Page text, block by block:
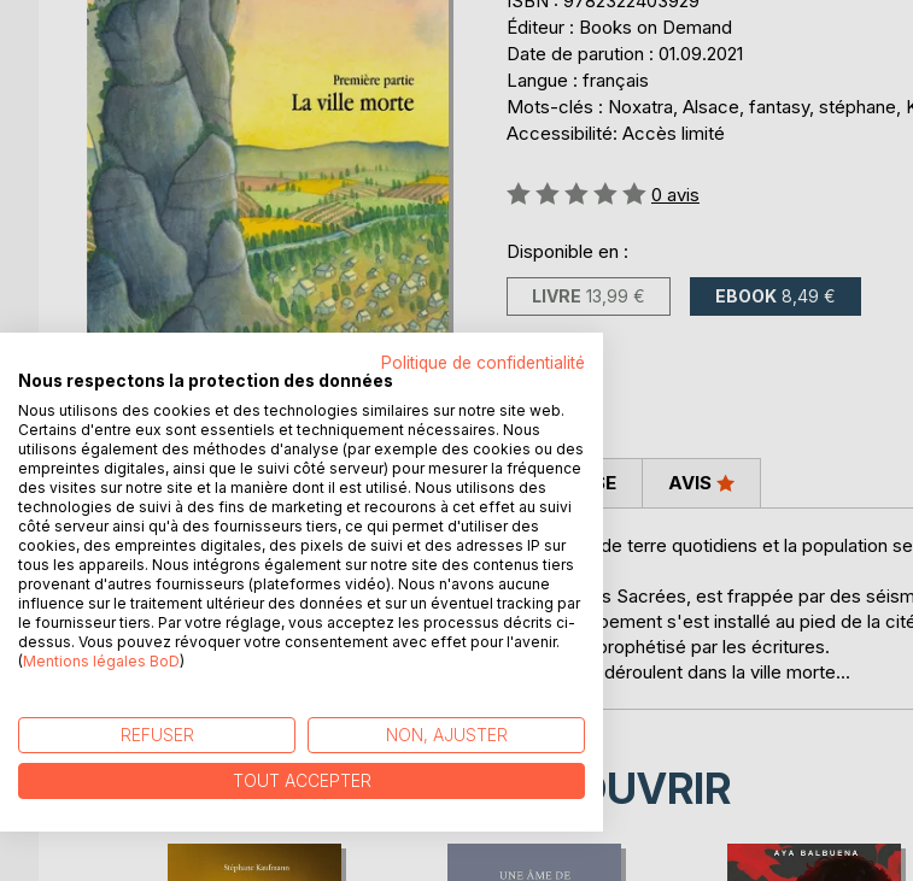
Éditeur : Books on Demand
Date de parution : 01.09.2021
Langue : français
Mots-clés : Noxatra, Alsace, fantasy, stéphane,
Accessibilité: Accès limité
Évaluation:
0 avis
Disponible en :
LIVRE 13,99 € EBOOK 8,49 €
DESCRIPTION
Depuis plusieurs mois, le Rocher subit des tremblements de terre quotidiens et la population
Noxatra, la fin des temps promise par les Livres Saints.
La ville de Quérangues, juchée au sommet des Montagnes Sacrées, est frappée par des
intenses et est presque laissée à l'abandon. Mais un campement s'est installé au pied de la
attendent Tandalric, le Démiurge, dont le retour est aussi prophétisé par les écritures.
Or, tandis que Tandalric tarde, d'étranges événements se déroulent dans la ville morte...
AUTEUR(S) CRITIQUES PRESSE AVIS
D’AUTRES TITRES À DÉCOUVRIR
Politique de confidentialité
Nous respectons la protection des données
Nous utilisons des cookies et des technologies similaires sur notre site web.
Certains d'entre eux sont essentiels et techniquement nécessaires. Nous
utilisons également des méthodes d'analyse (par exemple des cookies ou des
empreintes digitales, ainsi que le suivi côté serveur) pour mesurer la fréquence
des visites sur notre site et la manière dont il est utilisé. Nous utilisons des
technologies de suivi à des fins de marketing et recourons à cet effet au suivi
côté serveur ainsi qu'à des fournisseurs tiers, ce qui permet d'utiliser des
cookies, des empreintes digitales, des pixels de suivi et des adresses IP sur
tous les appareils. Nous intégrons également sur notre site des contenus tiers
provenant d'autres fournisseurs (plateformes vidéo). Nous n'avons aucune
influence sur le traitement ultérieur des données et sur un éventuel tracking par
le fournisseur tiers. Par votre réglage, vous acceptez les processus décrits ci-
dessus. Vous pouvez révoquer votre consentement avec effet pour l'avenir.
(Mentions légales BoD)
REFUSER NON, AJUSTER
TOUT ACCEPTER